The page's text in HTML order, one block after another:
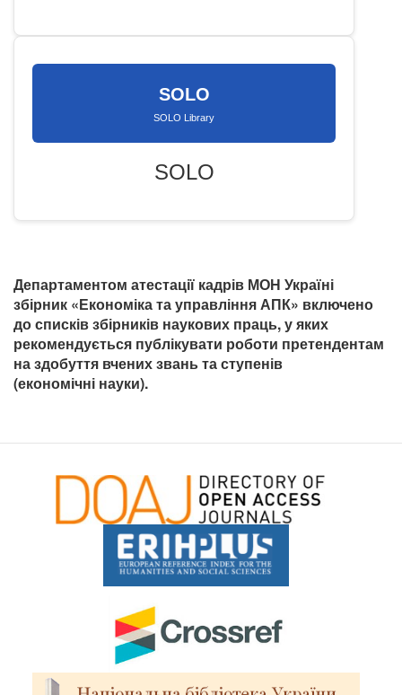
SOLO
SOLO Library
SOLO
Департаментом атестації кадрів МОН Україні
збірник «Економіка та управління АПК» включено
до списків збірників наукових праць, у яких
рекомендується публікувати роботи претендентам
на здобуття вчених звань та ступенів
(економічні науки).